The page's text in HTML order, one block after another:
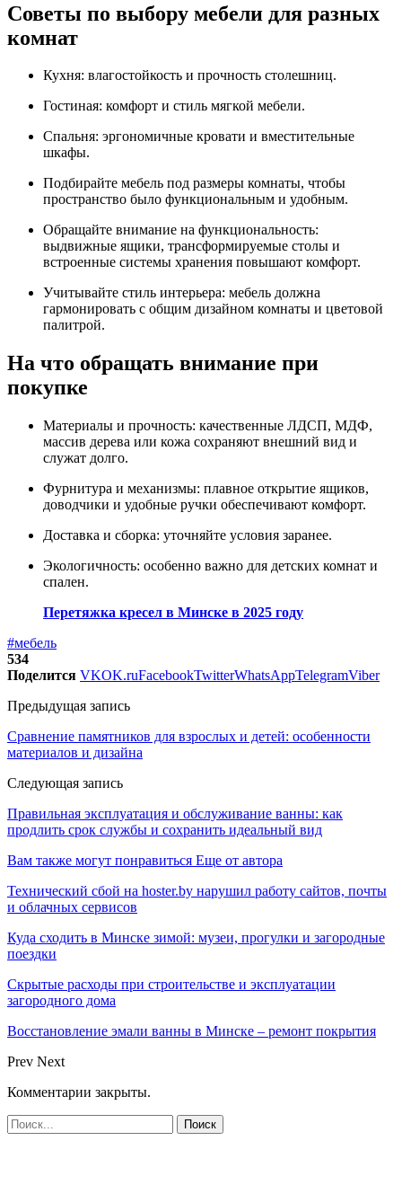
Советы по выбору мебели для разных
комнат
Кухня: влагостойкость и прочность столешниц.
Гостиная: комфорт и стиль мягкой мебели.
Спальня: эргономичные кровати и вместительные
шкафы.
Подбирайте мебель под размеры комнаты, чтобы
пространство было функциональным и удобным.
Обращайте внимание на функциональность:
выдвижные ящики, трансформируемые столы и
встроенные системы хранения повышают комфорт.
Учитывайте стиль интерьера: мебель должна
гармонировать с общим дизайном комнаты и цветовой
палитрой.
На что обращать внимание при
покупке
Материалы и прочность: качественные ЛДСП, МДФ,
массив дерева или кожа сохраняют внешний вид и
служат долго.
Фурнитура и механизмы: плавное открытие ящиков,
доводчики и удобные ручки обеспечивают комфорт.
Доставка и сборка: уточняйте условия заранее.
Экологичность: особенно важно для детских комнат и
спален.
Перетяжка кресел в Минске в 2025 году
#мебель
534
Поделится VKOK.ruFacebookTwitterWhatsAppTelegramViber
Предыдущая запись
Сравнение памятников для взрослых и детей: особенности
материалов и дизайна
Следующая запись
Правильная эксплуатация и обслуживание ванны: как
продлить срок службы и сохранить идеальный вид
Вам также могут понравиться Еще от автора
Технический сбой на hoster.by нарушил работу сайтов, почты
и облачных сервисов
Куда сходить в Минске зимой: музеи, прогулки и загородные
поездки
Скрытые расходы при строительстве и эксплуатации
загородного дома
Восстановление эмали ванны в Минске – ремонт покрытия
Prev Next
Комментарии закрыты.